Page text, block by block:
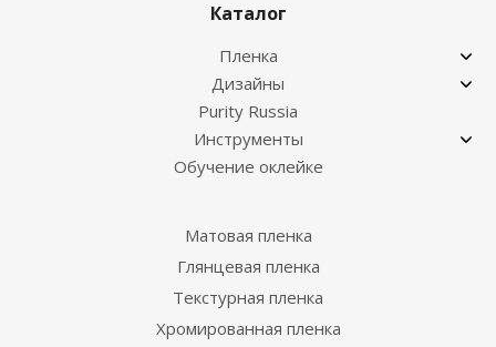
Каталог
Пленка
Дизайны
Purity Russia
Инструменты
Обучение оклейке
Матовая пленка
Глянцевая пленка
Текстурная пленка
Хромированная пленка